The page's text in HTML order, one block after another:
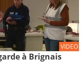
VIDEO
à Brignais